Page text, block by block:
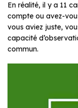
En réalité, il y a 11
compte ou avez-
vous aviez juste,
capacité
commun.